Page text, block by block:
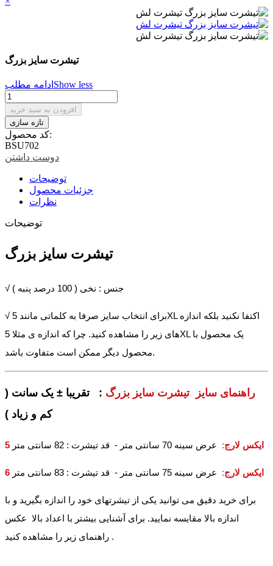
تیشرت سایز بزرگ
ادامه مطلب Show less
افزودن به سبد خرید
کد محصول:
BSU702
دوست داشتن
توضیحات
جزئیات محصول
نظرات
توضیحات
تیشرت سایز بزرگ
√ جنس : نخی ( 100 درصد پنبه )
√ برای انتخاب سایز صرفا به کلماتی مانند 5XL اکتفا نکنید بلکه اندازه
های زیر را مشاهده کنید. چرا که اندازه ی مثلا 5XL یک محصول با
محصول دیگر ممکن است متفاوت باشد.
راهنمای سایز تیشرت سایز بزرگ : تقریبا ± یک سانت (
کم و زیاد )
5 ایکس لارج: عرض سینه 70 سانتی متر - قد تیشرت : 82 سانتی متر
6 ایکس لارج: عرض سینه 75 سانتی متر - قد تیشرت : 83 سانتی متر
برای خرید دقیق می توانید یکی از تیشرتهای خود را اندازه بگیرید و با
اندازه بالا مقایسه نمایید. برای آشنایی بیشتر با اعداد بالا عکس
راهنمای زیر را مشاهده کنید .